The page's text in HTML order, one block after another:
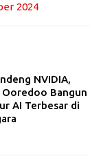
2024
NVIDIA,
Ooredoo Bangun
AI Terbesar di